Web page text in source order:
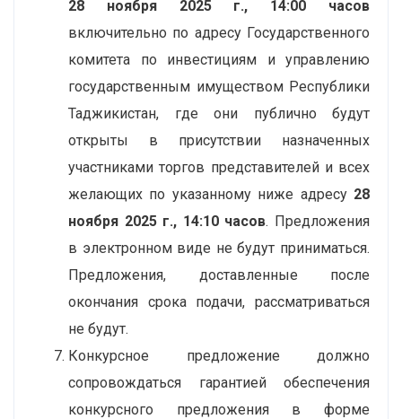
28 ноября2025 г., 14:00 часов
включительно по адресу Государственного
комитета по инвестициям и управлению
государственным имуществом Республики
Таджикистан, где они публично будут
открыты в присутствии назначенных
участниками торгов представителей и всех
желающих по указанному ниже адресу 28
ноября 2025 г., 14:10 часов. Предложения
в электронном виде не будут приниматься.
Предложения, доставленные после
окончания срока подачи, рассматриваться
не будут.
Конкурсное предложение должно
сопровождаться гарантией обеспечения
конкурсного предложения в форме